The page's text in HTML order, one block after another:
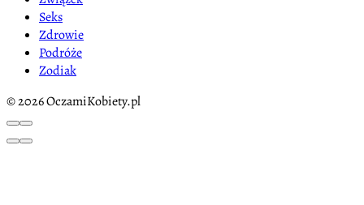
Seks
Zdrowie
Podróże
Zodiak
© 2026 OczamiKobiety.pl